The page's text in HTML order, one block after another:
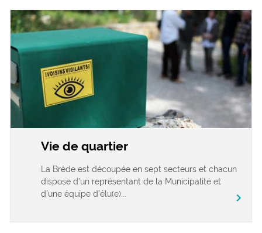
Vie de quartier
La Brède est découpée en sept secteurs et chacun
dispose d’un représentant de la Municipalité et
d’une équipe d’élu(e)...
chevron_right